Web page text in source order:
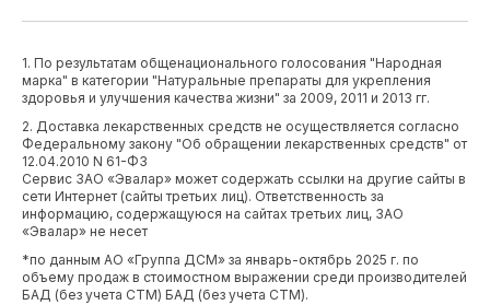
1. По результатам общенационального голосования "Народная
марка" в категории "Натуральные препараты для укрепления
здоровья и улучшения качества жизни" за 2009, 2011 и 2013 гг.
2. Доставка лекарственных средств не осуществляется согласно
Федеральному закону "Об обращении лекарственных средств" от
12.04.2010 N 61-ФЗ
Сервис ЗАО «Эвалар» может содержать ссылки на другие сайты в
сети Интернет (сайты третьих лиц). Ответственность за
информацию, содержащуюся на сайтах третьих лиц, ЗАО
«Эвалар» не несет
*по данным АО «Группа ДСМ» за январь-октябрь 2025 г. по
объему продаж в стоимостном выражении среди производителей
БАД (без учета СТМ) БАД (без учета СТМ).